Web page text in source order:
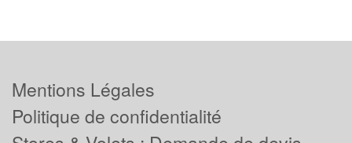
Mentions Légales
Politique de confidentialité